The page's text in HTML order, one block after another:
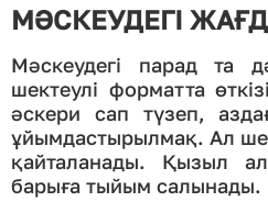
МӘСКЕУДЕГІ
Мәскеудегі парад та
шектеулі форматта
әскери сап түзеп,
ұйымдастырылмақ. Ал
қайталанады. Қызыл
барыға тыйым салынады.